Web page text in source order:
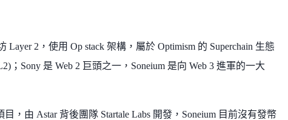
2，使用 Op stack 架構，屬於 Optimism 的 Superchain 生態
；Sony 是 Web 2 巨頭之一，Soneium 是向 Web 3 進軍的一大
目，由 Astar 背後團隊 Startale Labs 開發，Soneium 目前沒有發幣